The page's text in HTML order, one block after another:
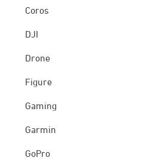
Coros
DJI
Drone
Figure
Gaming
Garmin
GoPro